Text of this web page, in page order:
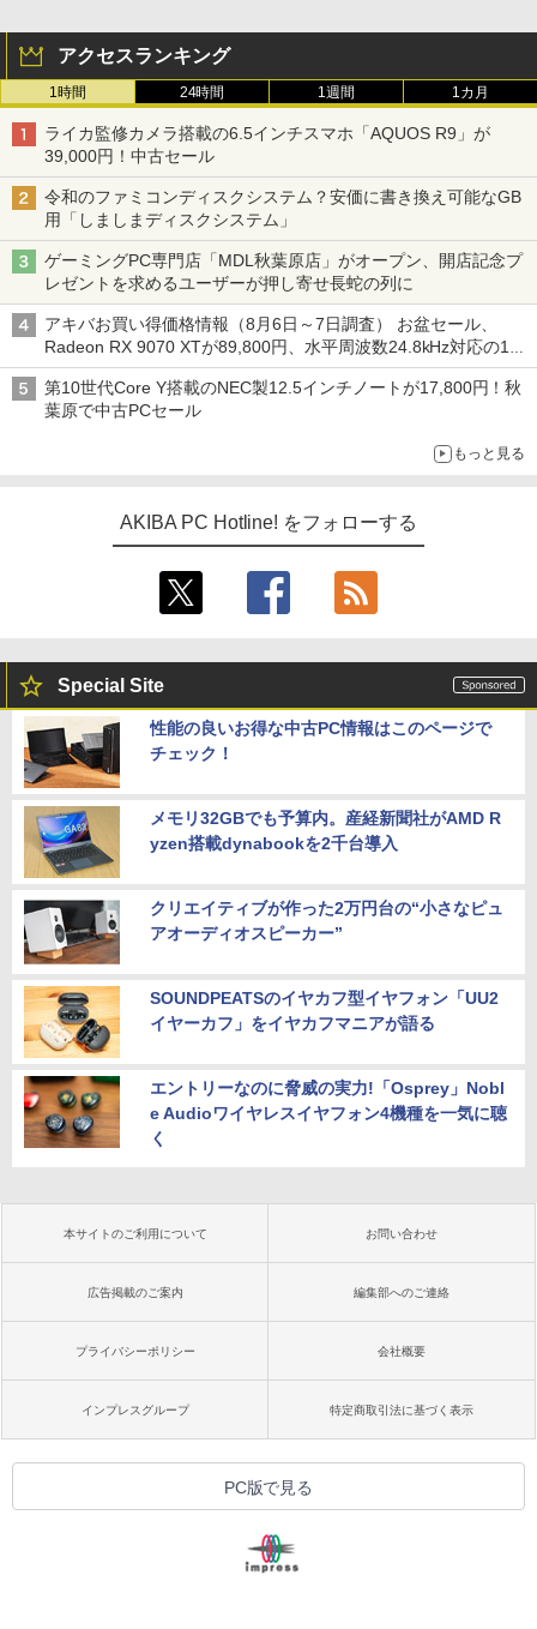
アクセスランキング
1時間 24時間 1週間 1カ月
ライカ監修カメラ搭載の6.5インチスマホ「AQUOS R9」が
39,000円！中古セール
令和のファミコンディスクシステム？安価に書き換え可能なGB
用「しましまディスクシステム」
ゲーミングPC専門店「MDL秋葉原店」がオープン、開店記念プ
レゼントを求めるユーザーが押し寄せ長蛇の列に
アキバお買い得価格情報（8月6日～7日調査） お盆セール、
Radeon RX 9070 XTが89,800円、水平周波数24.8kHz対応の17
型モニターが9,801円、暑さ指数連動セール ほか
第10世代Core Y搭載のNEC製12.5インチノートが17,800円！秋
葉原で中古PCセール
もっと見る
AKIBA PC Hotline! をフォローする
Special Site
性能の良いお得な中古PC情報はこのページで
チェック！
メモリ32GBでも予算内。産経新聞社がAMD R
yzen搭載dynabookを2千台導入
クリエイティブが作った2万円台の“小さなピュ
アオーディオスピーカー”
SOUNDPEATSのイヤカフ型イヤフォン「UU2
イヤーカフ」をイヤカフマニアが語る
エントリーなのに脅威の実力!「Osprey」Nobl
e Audioワイヤレスイヤフォン4機種を一気に聴
く
本サイトのご利用について お問い合わせ
広告掲載のご案内 編集部へのご連絡
プライバシーポリシー 会社概要
インプレスグループ 特定商取引法に基づく表示
PC版で見る